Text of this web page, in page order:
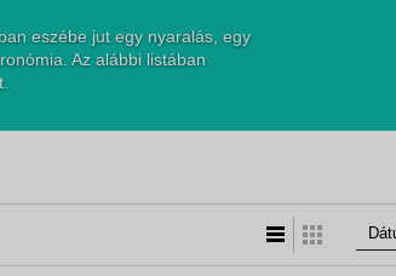
eszébe jut egy nyaralás, egy
Az alábbi listában